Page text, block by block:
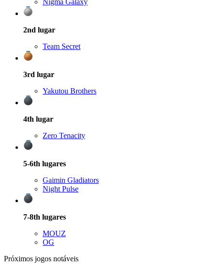
2nd lugar
Team Secret
3rd lugar
Yakutou Brothers
4th lugar
Zero Tenacity
5-6th lugares
Gaimin Gladiators
Night Pulse
7-8th lugares
MOUZ
OG
Próximos jogos notáveis